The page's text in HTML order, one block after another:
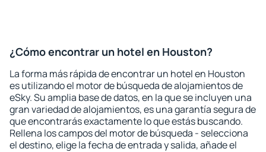
¿Cómo encontrar un hotel en Houston?
La forma más rápida de encontrar un hotel en Houston
es utilizando el motor de búsqueda de alojamientos de
eSky. Su amplia base de datos, en la que se incluyen una
gran variedad de alojamientos, es una garantía segura de
que encontrarás exactamente lo que estás buscando.
Rellena los campos del motor de búsqueda - selecciona
el destino, elige la fecha de entrada y salida, añade el